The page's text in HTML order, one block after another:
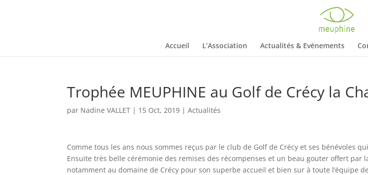
Accueil L’Association Actualités & Evènements
Trophée MEUPHINE au Golf de Crécy la
par Nadine VALLET | 15 Oct, 2019 |Actualités
Comme tous les ans nous sommes reçus par le club de Golf de Crécy et ses bénévoles
Ensuite très belle cérémonie des remises des récompenses et un beau gouter offert par
notamment au domaine de Crécy pour son superbe accueil et bien sur à toute l’équipe